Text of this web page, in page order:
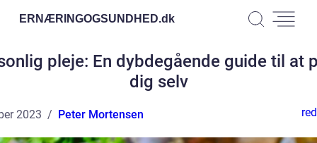
ERNÆRINGOGSUNDHED.dk
pleje: En dybdegående guide til at
dig selv
2023 Peter Mortensen